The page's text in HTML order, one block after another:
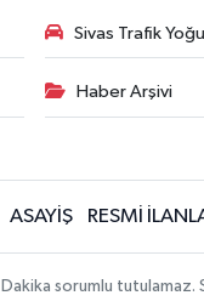
Sivas Trafik
Haber Arşivi
ASAYİŞ RESMİ
Dakika sorumlu